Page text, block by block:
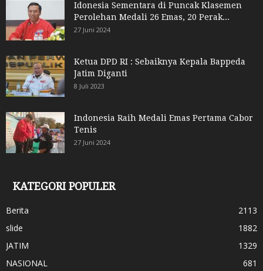
Idonesia Sementara di Puncak Klasemen
Perolehan Medali 26 Emas, 20 Perak...
27 Juni 2024
Ketua DPD RI : Sebaiknya Kepala Bappeda
Jatim Diganti
8 Juli 2023
Indonesia Raih Medali Emas Pertama Cabor
Tenis
27 Juni 2024
KATEGORI POPULER
Berita
2113
slide
1882
JATIM
1329
NASIONAL
681